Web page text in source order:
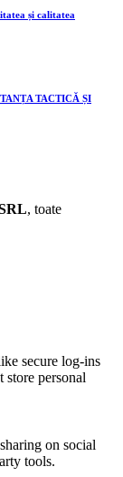
și calitatea
TACTICĂ ȘI
, toate
secure log-ins
store personal
on social
tools.